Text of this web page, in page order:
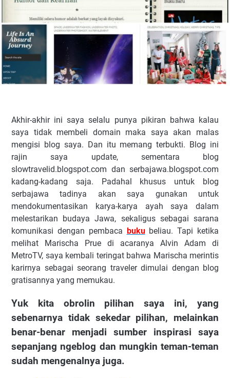
Akhir-akhir ini saya selalu punya pikiran bahwa kalau
saya tidak membeli domain maka saya akan malas
mengisi blog saya. Dan itu memang terbukti. Blog ini
rajin saya update, sementara blog
slowtravelid.blogspot.com dan serbajawa.blogspot.com
kadang-kadang saja. Padahal khusus untuk blog
serbajawa tadinya akan saya gunakan untuk
mendokumentasikan karya-karya ayah saya dalam
melestarikan budaya Jawa, sekaligus sebagai sarana
komunikasi dengan pembaca
bukubeliau. Tapi ketika
melihat Marischa Prue di acaranya Alvin Adam di
MetroTV, saya kembali teringat bahwa Marischa merintis
karirnya sebagai seorang traveler dimulai dengan blog
gratisannya yang memukau.
Yuk kita obrolin pilihan saya ini, yang
sebenarnya tidak sekedar pilihan, melainkan
benar-benar menjadi sumber inspirasi saya
sepanjang ngeblog dan mungkin teman-teman
sudah mengenalnya juga.